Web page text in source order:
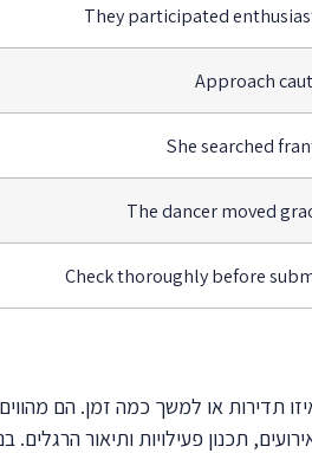
They participated
Approach
She searched
The dancer moved
Check thoroughly before
תדירות או למשך כמה זמן. הם
תכנון פעילויות ותיאור